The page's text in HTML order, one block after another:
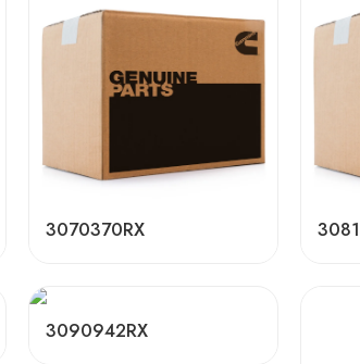
3070370RX
3090942RX